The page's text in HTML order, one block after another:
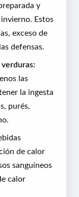
y
Estos
exceso de
defensas.
las
la ingesta
purés,
de calor
sanguíneos
calor